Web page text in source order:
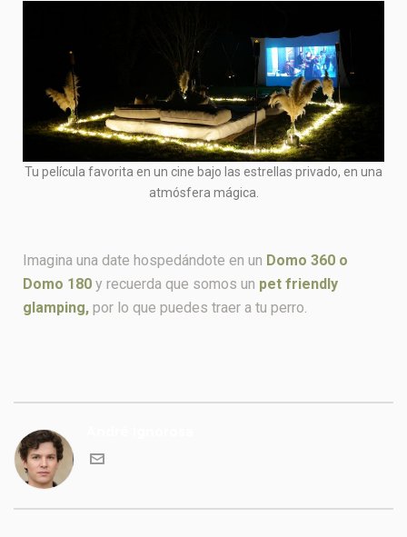
Tu película favorita en un cine bajo las estrellas privado, en una
atmósfera mágica.
Imagina una date hospedándote en un Domo 360 o
Domo 180 y recuerda que somos un pet friendly
glamping, por lo que puedes traer a tu perro.